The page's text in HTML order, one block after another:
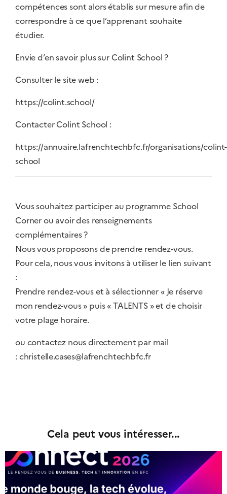
compétences sont alors établis sur mesure afin de
correspondre à ce que l’apprenant souhaite
étudier.
Envie d’en savoir plus sur Colint School ?
Consulter le site web :
https://colint.school/
Contacter Colint School :
https://annuaire.lafrenchtechbfc.fr/organisations/colint-
school
Vous souhaitez participer au programme School
Corner ou avoir des renseignements
complémentaires ?
Nous vous proposons de prendre rendez-vous.
Pour cela, nous vous invitons à utiliser le lien suivant
:
Prendre rendez-vouset à sélectionner « Je réserve
mon rendez-vous » puis « TALENTS » et de choisir
votre plage horaire.
ou contactez nous directement par mail
: christelle.cases@lafrenchtechbfc.fr
Cela peut vous intéresser...